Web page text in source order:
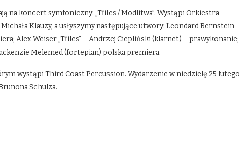
na koncert symfoniczny: „Tfiles / Modlitwa”. Wystąpi Orkiestra
Klauzy, a usłyszymy następujące utwory: Leondard Bernstein
Alex Weiser „Tfiles” – Andrzej Ciepliński (klarnet) – prawykonanie;
Melemed (fortepian) polska premiera.
wystąpi Third Coast Percussion. Wydarzenie w niedzielę 25 lutego
Schulza.